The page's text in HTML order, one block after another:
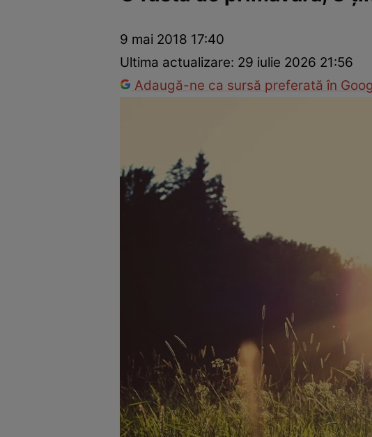
Dragoste și SexEvenimente
9 mai 2018 17:40
Ultima actualizare: 29 iulie 2026 21:56
Adaugă-ne ca sursă preferată în